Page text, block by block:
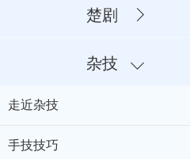
楚剧
杂技
走近杂技
手技技巧